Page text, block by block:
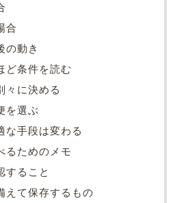
合
の動き
ど条件を読む
々に決める
を選ぶ
な手段は変わる
るためのメモ
すること
えて保存するもの